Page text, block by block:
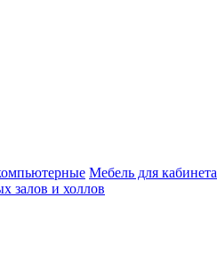
Мебель для кабинета
залов и холлов